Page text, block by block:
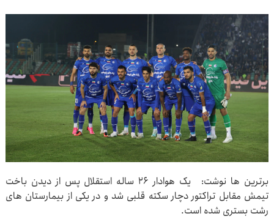
برترین ها نوشت: یک هوادار ۲۶ ساله استقلال پس از دیدن باخت
تیمش مقابل تراکتور دچار سکته قلبی شد و در یکی از بیمارستان های
رشت بستری شده است.